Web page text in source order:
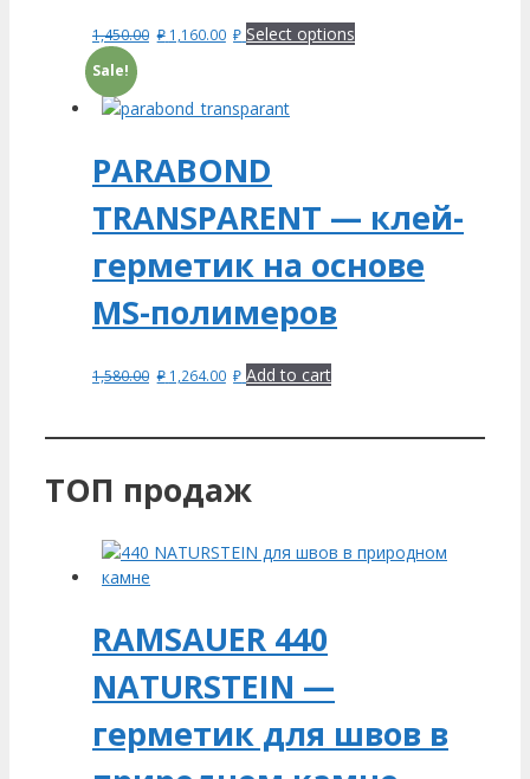
1,450.00 ₽ 1,160.00 ₽ Select options
Sale!
PARABOND
TRANSPARENT — клей-
герметик на основе
MS-полимеров
1,580.00 ₽ 1,264.00 ₽ Add to cart
ТОП продаж
RAMSAUER 440
NATURSTEIN —
герметик для швов в